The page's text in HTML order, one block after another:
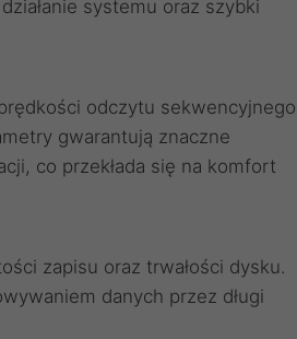
systemu oraz szybki
odczytu sekwencyjnego
gwarantują znaczne
co przekłada się na komfort
zapisu oraz trwałości dysku.
danych przez długi